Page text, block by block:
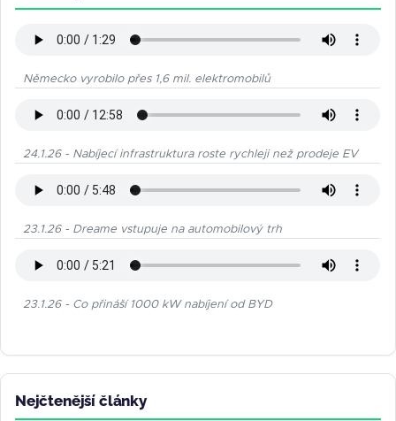
Německo vyrobilo přes 1,6 mil. elektromobilů
24.1.26 - Nabíjecí infrastruktura roste rychleji než prodeje EV
23.1.26 - Dreame vstupuje na automobilový trh
23.1.26 - Co přináší 1000 kW nabíjení od BYD
Nejčtenější články